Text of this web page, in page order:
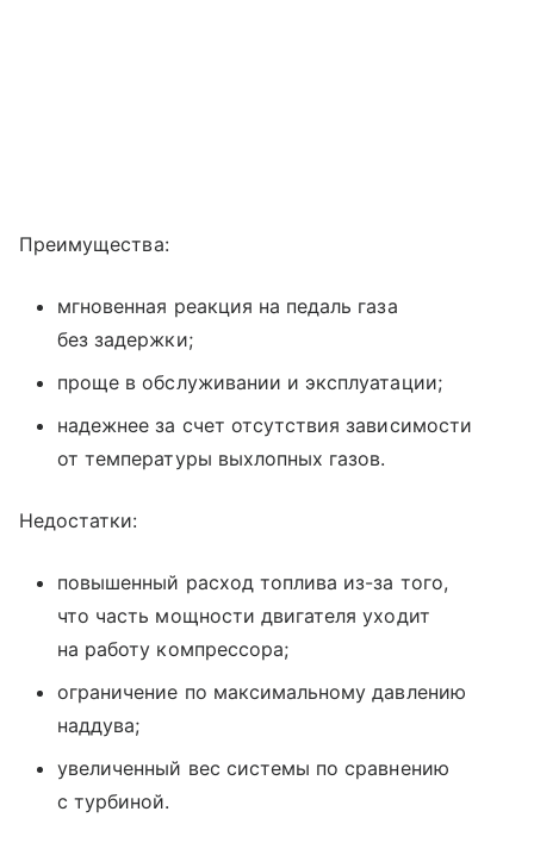
Преимущества:
мгновенная реакция на педаль газа
без задержки;
проще в обслуживании и эксплуатации;
надежнее за счет отсутствия зависимости
от температуры выхлопных газов.
Недостатки:
повышенный расход топлива из-за того,
что часть мощности двигателя уходит
на работу компрессора;
ограничение по максимальному давлению
наддува;
увеличенный вес системы по сравнению
с турбиной.